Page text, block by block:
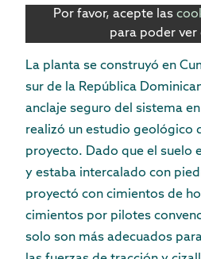
Por favor, acepte las
para poder ver
La planta se construyó en
sur de la República
anclaje seguro del sistema
realizó un estudio geológico
proyecto. Dado que el suelo
y estaba intercalado con
proyectó con cimientos de
cimientos por pilotes
solo son más adecuados